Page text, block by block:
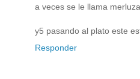
a veces se le llama
y5 pasando al plato este
Responder